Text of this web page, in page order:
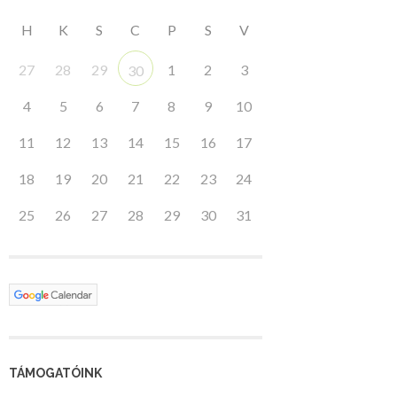
H K S C P S V
27 28 29 30 1 2 3
4 5 6 7 8 9 10
11 12 13 14 15 16 17
18 19 20 21 22 23 24
25 26 27 28 29 30 31
TÁMOGATÓINK